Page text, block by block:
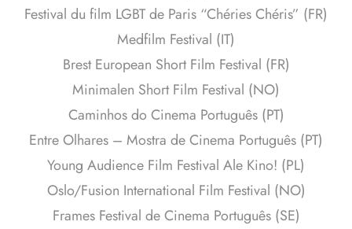
Festival du film LGBT de Paris “Chéries Chéris” (FR)
Medfilm Festival (IT)
Brest European Short Film Festival (FR)
Minimalen Short Film Festival (NO)
Caminhos do Cinema Português (PT)
Entre Olhares – Mostra de Cinema Português (PT)
Young Audience Film Festival Ale Kino! (PL)
Oslo/Fusion International Film Festival (NO)
Frames Festival de Cinema Português (SE)